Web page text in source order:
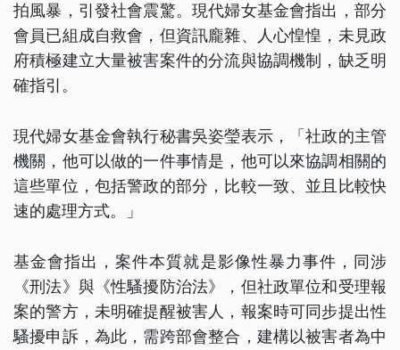
拍風暴，引發社會震驚。現代婦女基金會指出，部分
會員已組成自救會，但資訊龐雜、人心惶惶，未見政
府積極建立大量被害案件的分流與協調機制，缺乏明
確指引。
現代婦女基金會執行秘書吳姿瑩表示，「社政的主管
機關，他可以做的一件事情是，他可以來協調相關的
這些單位，包括警政的部分，比較一致、並且比較快
速的處理方式。」
基金會指出，案件本質就是影像性暴力事件，同涉
《刑法》與《性騷擾防治法》，但社政單位和受理報
案的警方，未明確提醒被害人，報案時可同步提出性
騷擾申訴，為此，需跨部會整合，建構以被害者為中